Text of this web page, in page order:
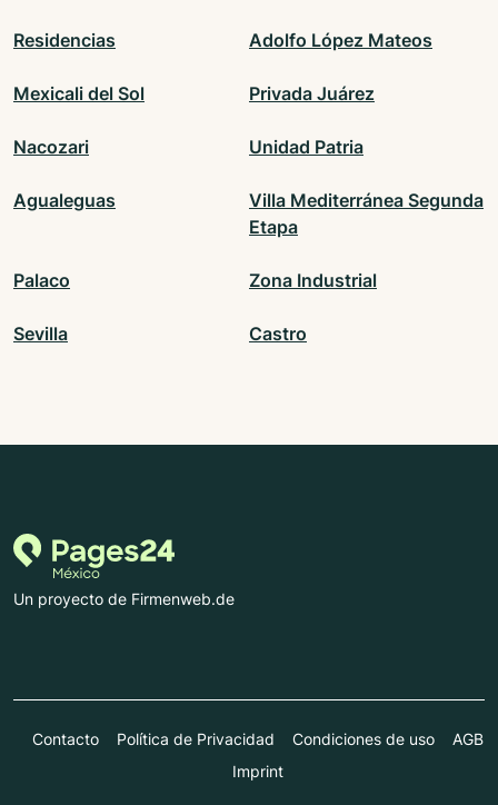
Residencias Adolfo López Mateos
Mexicali del Sol Privada Juárez
Nacozari Unidad Patria
Agualeguas
Villa Mediterránea Segunda
Etapa
Palaco Zona Industrial
Sevilla Castro
Un proyecto de Firmenweb.de
Contacto Política de Privacidad Condiciones de uso
AGB
Imprint